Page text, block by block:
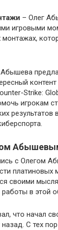
– Олег
игровыми
Strike:
игрокам
результатов
с Олегом
платиновых
своими
в этой
что начал
С тех